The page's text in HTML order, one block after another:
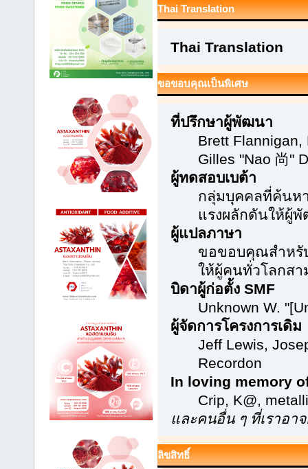
Thai Translation
Thai Translation
ขอขอบคุณเป็นพิเศษ
ที่ปรึกษาผู้พัฒนา
Brett
Gilles "Nao 尚"
ผู้ทดสอบเบต้า
กลุ่มบุคคลที่ค้นห
แรงผลักดันให้ผู้
ผู้แปลภาษา
ขอขอบคุณสำหรั
ให้ผู้คนทั่วโลกสา
บิดาผู้ก่อตั้ง SMF
Unknown W.
ผู้จัดการโครงการเดิม
Jeff Lewis,
Recordon
In loving memory
Crip, K@,
และคนอื่น ๆ ที่เราอ
ลิขสิทธิ์